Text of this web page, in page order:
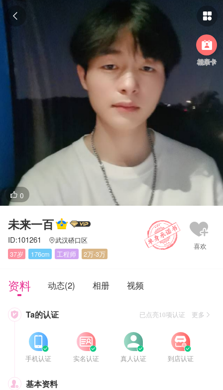
 

相亲卡
 0
未来一百
ID:101261 武汉硚口区
37岁
176cm 工程师 2万-3万
资料 动态(2) 相册 视频
 Ta的认证 已点亮10项认证 更多

手机认证


实名认证


真人认证


到店认证
 基本资料